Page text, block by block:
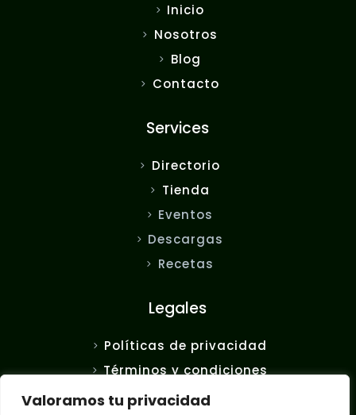
Valoramos tu privacidad
Inicio
Nosotros
Blog
Contacto
Services
Directorio
Tienda
Eventos
Descargas
Recetas
Legales
Políticas de privacidad
Términos y condiciones
FAQ